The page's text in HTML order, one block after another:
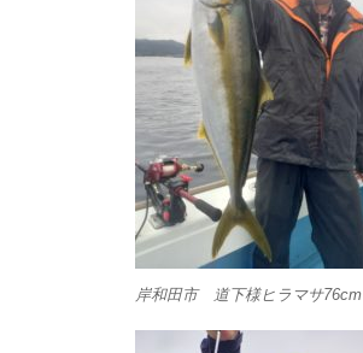
岸和田市 道下様ヒラマサ76cm